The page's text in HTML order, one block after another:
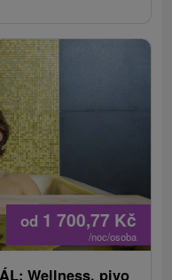
od 1 700,77 Kč
/noc/osoba
Wellness, pivo